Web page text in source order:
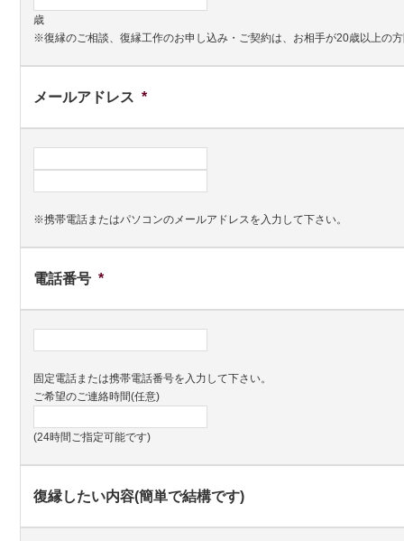
歳
※復縁のご相談、復縁工作のお申し込み・ご契約は、お相手が20歳以上の
メールアドレス *
※携帯電話またはパソコンのメールアドレスを入力して下さい。
電話番号 *
固定電話または携帯電話番号を入力して下さい。
ご希望のご連絡時間(任意)
(24時間ご指定可能です)
復縁したい内容(簡単で結構です)